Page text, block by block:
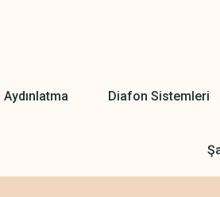
Aydınlatma Diafon Sistemleri